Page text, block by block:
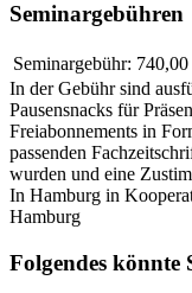
Seminargebühren
Seminargebühr: 740,00
In der Gebühr sind
Pausensnacks für
Freiabonnements in
passenden
wurden und eine
In Hamburg in
Hamburg
Folgendes könnte